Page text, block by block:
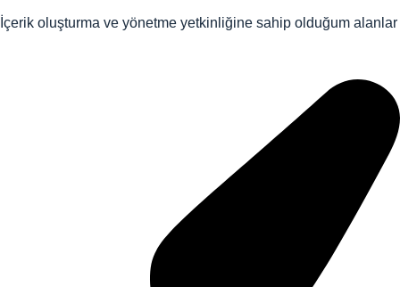
İçerik oluşturma ve yönetme yetkinliğine sahip olduğum alanlar